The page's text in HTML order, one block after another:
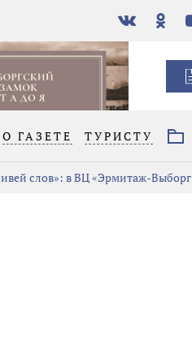
В
контакте
О ГАЗЕТЕ ТУРИСТУ
слов»: в ВЦ «Эрмитаж-